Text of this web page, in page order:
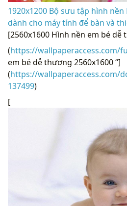
1920x1200 Bộ sưu tập hình
dành cho máy tính để bàn và
[2560x1600 Hình nền em bé dễ
(https://wallpaperaccess.com/
em bé dễ thương 2560x1600 “]
(https://wallpaperaccess.com/
137499)
[